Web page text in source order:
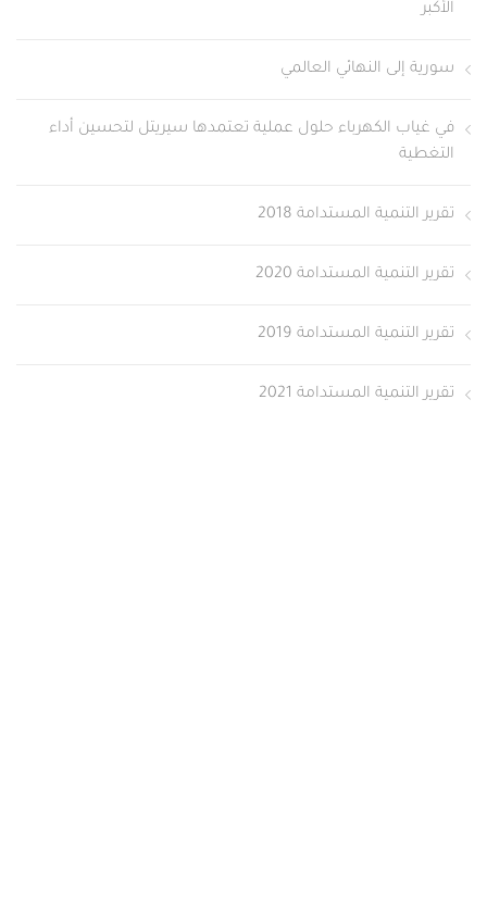
الأكبر
سورية إلى النهائي العالمي
في غياب الكهرباء حلول عملية تعتمدها سيريتل لتحسين أداء
التغطية
تقرير التنمية المستدامة 2018
تقرير التنمية المستدامة 2020
تقرير التنمية المستدامة 2019
تقرير التنمية المستدامة 2021